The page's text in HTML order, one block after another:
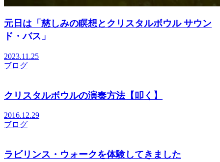
元日は「慈しみの瞑想とクリスタルボウル サウン
ド・バス」
2023.11.25
ブログ
クリスタルボウルの演奏方法【叩く】
2016.12.29
ブログ
ラビリンス・ウォークを体験してきました